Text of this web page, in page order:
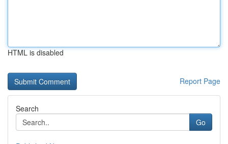
HTML is disabled
Report Page
Search
Go